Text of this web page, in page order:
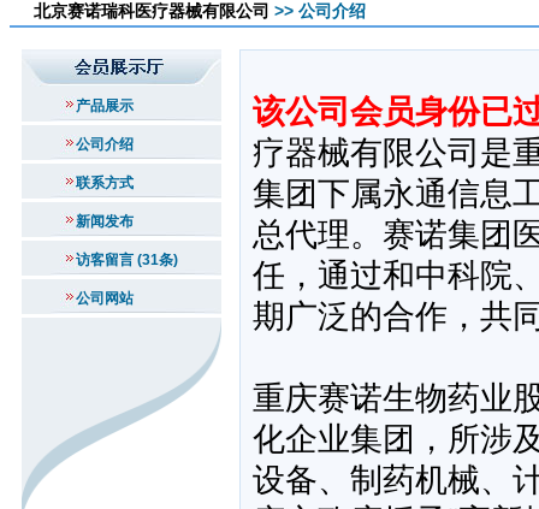
北京赛诺瑞科医疗器械有限公司 >> 公司介绍
产品展示
公司介绍
联系方式
新闻发布
访客留言 (31条)
公司网站
该公司会员身份已
疗器械有限公司是
集团下属永通信息
总代理。赛诺集团
任，通过和中科院
期广泛的合作，共
重庆赛诺生物药业
化企业集团，所涉
设备、制药机械、